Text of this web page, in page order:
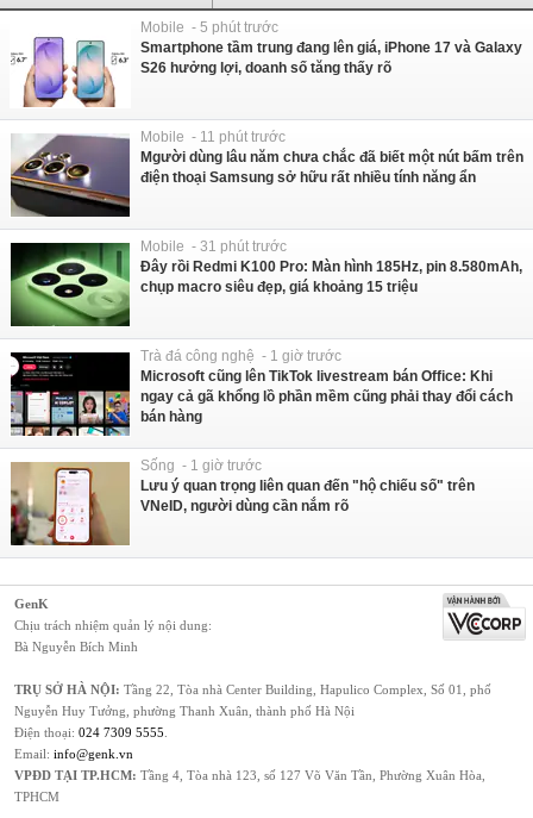
Mobile - 5 phút trước
Smartphone tầm trung đang lên giá, iPhone 17 và Galaxy
S26 hưởng lợi, doanh số tăng thấy rõ
Mobile - 11 phút trước
Mgười dùng lâu năm chưa chắc đã biết một nút bấm trên
điện thoại Samsung sở hữu rất nhiều tính năng ẩn
Mobile - 31 phút trước
Đây rồi Redmi K100 Pro: Màn hình 185Hz, pin 8.580mAh,
chụp macro siêu đẹp, giá khoảng 15 triệu
Trà đá công nghệ - 1 giờ trước
Microsoft cũng lên TikTok livestream bán Office: Khi
ngay cả gã khổng lồ phần mềm cũng phải thay đổi cách
bán hàng
Sống - 1 giờ trước
Lưu ý quan trọng liên quan đến "hộ chiếu số" trên
VNeID, người dùng cần nắm rõ
GenK
Chịu trách nhiệm quản lý nội dung:
Bà Nguyễn Bích Minh
TRỤ SỞ HÀ NỘI: Tầng 22, Tòa nhà Center Building, Hapulico Complex, Số 01, phố
Nguyễn Huy Tưởng, phường Thanh Xuân, thành phố Hà Nội
Điện thoại: 024 7309 5555
Email: info@genk.vn
VPĐD TẠI TP.HCM: Tầng 4, Tòa nhà 123, số 127 Võ Văn Tần, Phường Xuân Hòa,
TPHCM